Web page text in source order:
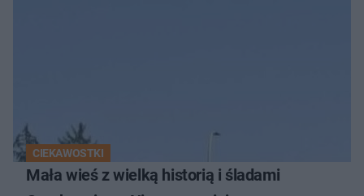
CIEKAWOSTKI
Mała wieś z wielką historią i śladami